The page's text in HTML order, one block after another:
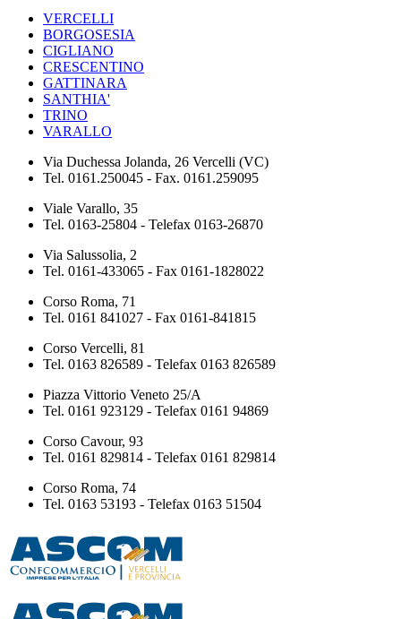
VERCELLI
BORGOSESIA
CIGLIANO
CRESCENTINO
GATTINARA
SANTHIA'
TRINO
VARALLO
Via Duchessa Jolanda, 26 Vercelli (VC)
Tel. 0161.250045 - Fax. 0161.259095
Viale Varallo, 35
Tel. 0163-25804 - Telefax 0163-26870
Via Salussolia, 2
Tel. 0161-433065 - Fax 0161-1828022
Corso Roma, 71
Tel. 0161 841027 - Fax 0161-841815
Corso Vercelli, 81
Tel. 0163 826589 - Telefax 0163 826589
Piazza Vittorio Veneto 25/A
Tel. 0161 923129 - Telefax 0161 94869
Corso Cavour, 93
Tel. 0161 829814 - Telefax 0161 829814
Corso Roma, 74
Tel. 0163 53193 - Telefax 0163 51504